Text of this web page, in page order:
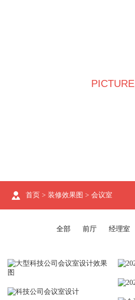
PICTURE
首页 > 装修效果图 > 会议室
全部 前厅 经理室